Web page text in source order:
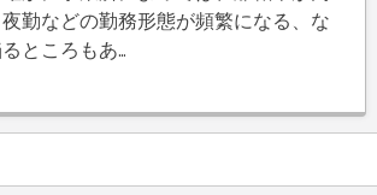
勤などの勤務形態が頻繁になる、な
ところもあ…